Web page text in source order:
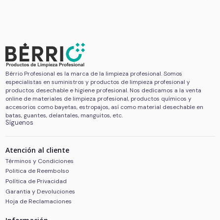
Bérrio Profesional es la marca de la limpieza profesional. Somos
especialistas en suministros y productos de limpieza profesional y
productos desechable e higiene profesional. Nos dedicamos a la venta
online de materiales de limpieza profesional, productos químicos y
accesorios como bayetas, estropajos, así como material desechable en
batas, guantes, delantales, manguitos, etc.
Síguenos
Atención al cliente
Términos y Condiciones
Politica de Reembolso
Política de Privacidad
Garantia y Devoluciones
Hoja de Reclamaciones